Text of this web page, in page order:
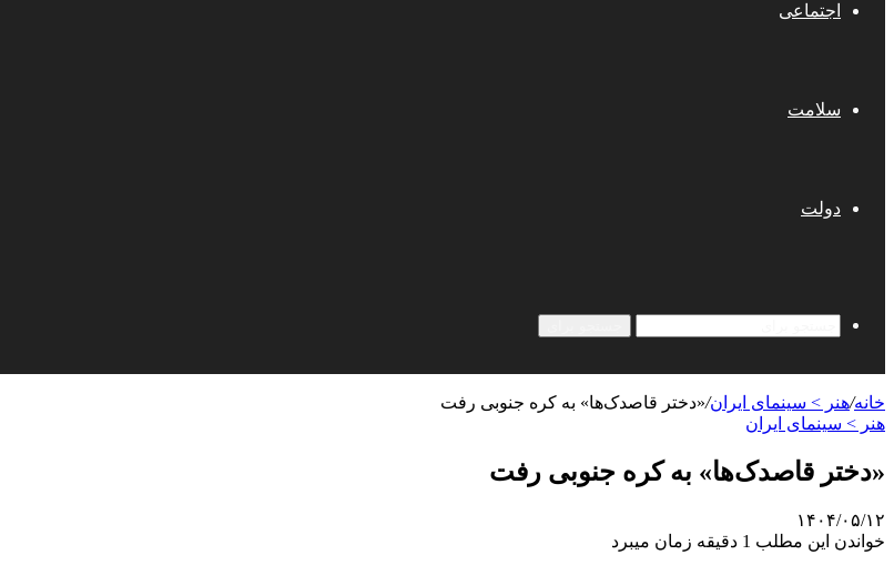
اجتماعی
سلامت
دولت
خانه/هنر > سینمای ایران/«دختر قاصدک‌ها» به کره جنوبی رفت
هنر > سینمای ایران
«دختر قاصدک‌ها» به کره جنوبی رفت
۱۴۰۴/۰۵/۱۲
خواندن این مطلب 1 دقیقه زمان میبرد